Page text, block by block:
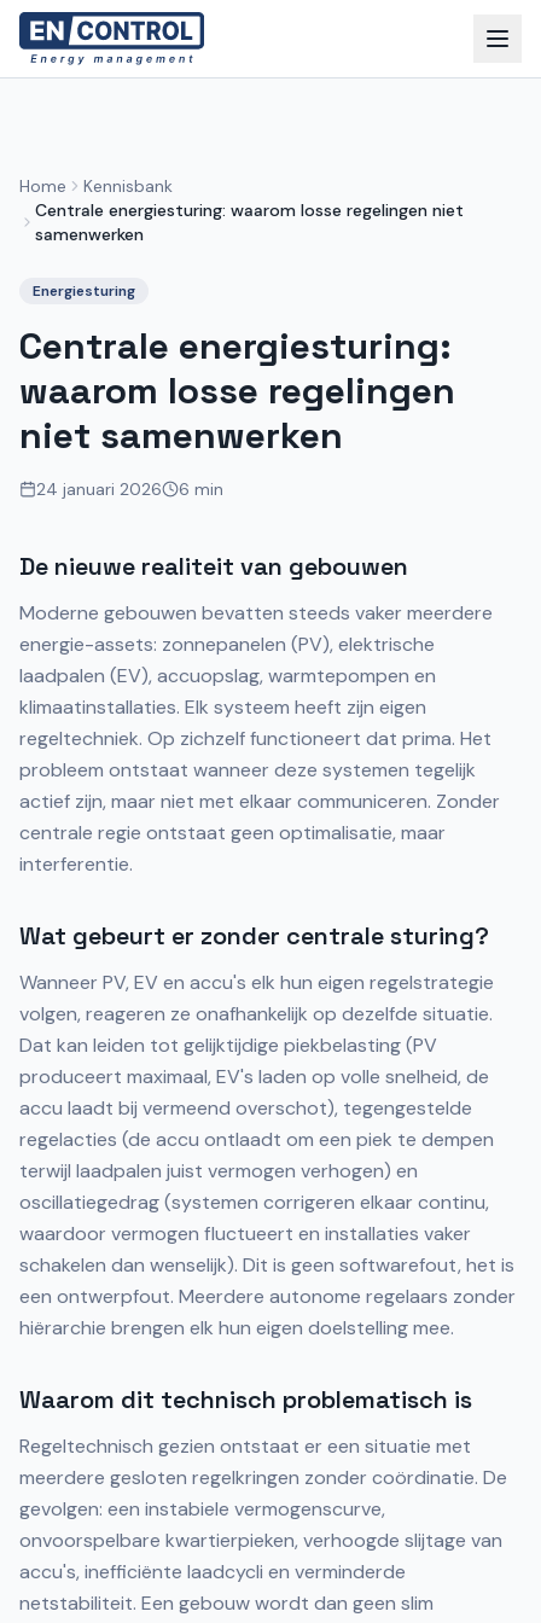
Home
Kennisbank
Centrale energiesturing: waarom losse regelingen niet
samenwerken
Energiesturing
Centrale energiesturing:
waarom losse regelingen
niet samenwerken
24 januari 2026 6 min
De nieuwe realiteit van gebouwen
Moderne gebouwen bevatten steeds vaker meerdere
energie-assets: zonnepanelen (PV), elektrische
laadpalen (EV), accuopslag, warmtepompen en
klimaatinstallaties. Elk systeem heeft zijn eigen
regeltechniek. Op zichzelf functioneert dat prima. Het
probleem ontstaat wanneer deze systemen tegelijk
actief zijn, maar niet met elkaar communiceren. Zonder
centrale regie ontstaat geen optimalisatie, maar
interferentie.
Wat gebeurt er zonder centrale sturing?
Wanneer PV, EV en accu's elk hun eigen regelstrategie
volgen, reageren ze onafhankelijk op dezelfde situatie.
Dat kan leiden tot gelijktijdige piekbelasting (PV
produceert maximaal, EV's laden op volle snelheid, de
accu laadt bij vermeend overschot), tegengestelde
regelacties (de accu ontlaadt om een piek te dempen
terwijl laadpalen juist vermogen verhogen) en
oscillatiegedrag (systemen corrigeren elkaar continu,
waardoor vermogen fluctueert en installaties vaker
schakelen dan wenselijk). Dit is geen softwarefout, het is
een ontwerpfout. Meerdere autonome regelaars zonder
hiërarchie brengen elk hun eigen doelstelling mee.
Waarom dit technisch problematisch is
Regeltechnisch gezien ontstaat er een situatie met
meerdere gesloten regelkringen zonder coördinatie. De
gevolgen: een instabiele vermogenscurve,
onvoorspelbare kwartierpieken, verhoogde slijtage van
accu's, inefficiënte laadcycli en verminderde
netstabiliteit. Een gebouw wordt dan geen slim